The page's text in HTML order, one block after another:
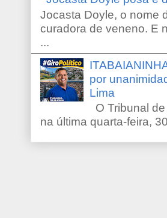
Jocasta Doyle, o nome
curadora de veneno. E
...
por
Lima
O Tribunal
na última quarta-feira,